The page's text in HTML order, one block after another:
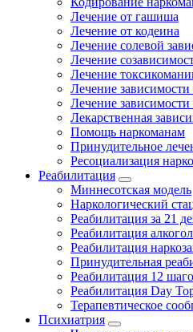
Лечение от гашиша
Лечение от кодеина
Лечение солевой
Лечение
Лечение
Лечение
Лечение зависимости
Лекарственная
Помощь наркоманам
Принудительное
Ресоциализация
Реабилитация
Миннесотская модель
Наркологический
Реабилитация за 21
Реабилитация
Реабилитация
Принудительная
Реабилитация 12
Реабилитация Day
Терапевтическое
Психиатрия